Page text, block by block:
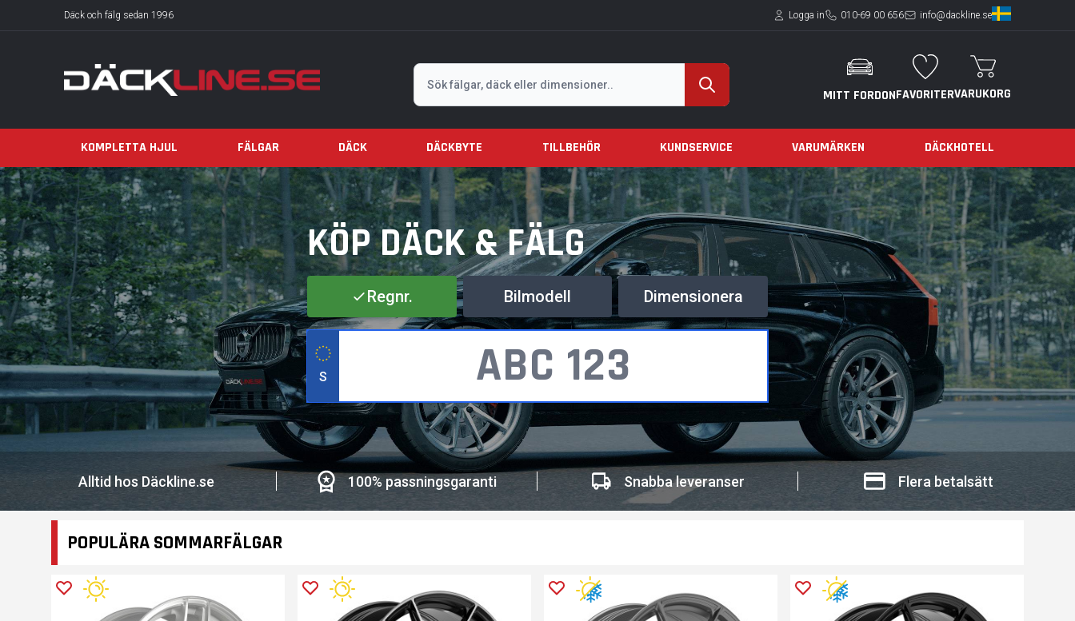
Däck och fälg sedan 1996 Logga in 010-69 00 656 info@dackline.se
Sök
MITT FORDONFAVORITERVARUKORG
KOMPLETTA HJUL FÄLGAR DÄCK DÄCKBYTE TILLBEHÖR KUNDSERVICE VARUMÄRKEN DÄCKHOTELL
KÖP DÄCK & FÄLG
Regnr. Bilmodell Dimensionera
S
Alltid hos Däckline.se 100% passningsgaranti Snabba leveranser Flera betalsätt
POPULÄRA SOMMARFÄLGAR